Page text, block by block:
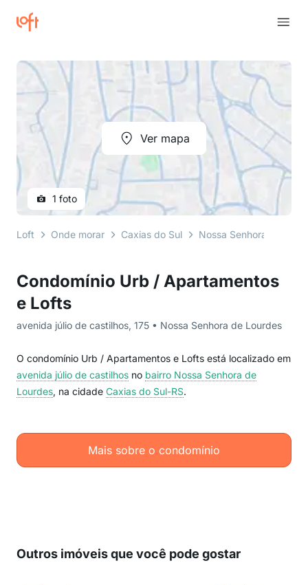
Condomínio Urb / Apartamentos
e Lofts
avenida júlio de castilhos, 175 • Nossa Senhora de Lourdes
O condomínio Urb / Apartamentos e Lofts está localizado em
avenida júlio de castilhos no bairro Nossa Senhora de
Lourdes, na cidade Caxias do Sul-RS.
Mais sobre o condomínio
Ver mapa
1 foto
Loft Onde morar Caxias do Sul Nossa Senhora de
Outros imóveis que você pode gostar